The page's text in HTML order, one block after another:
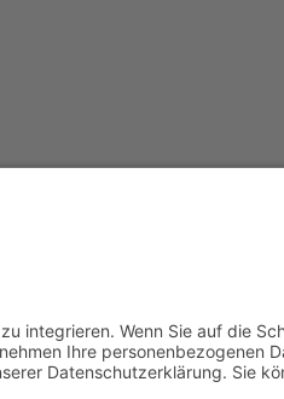
Weitere Infos HIER!